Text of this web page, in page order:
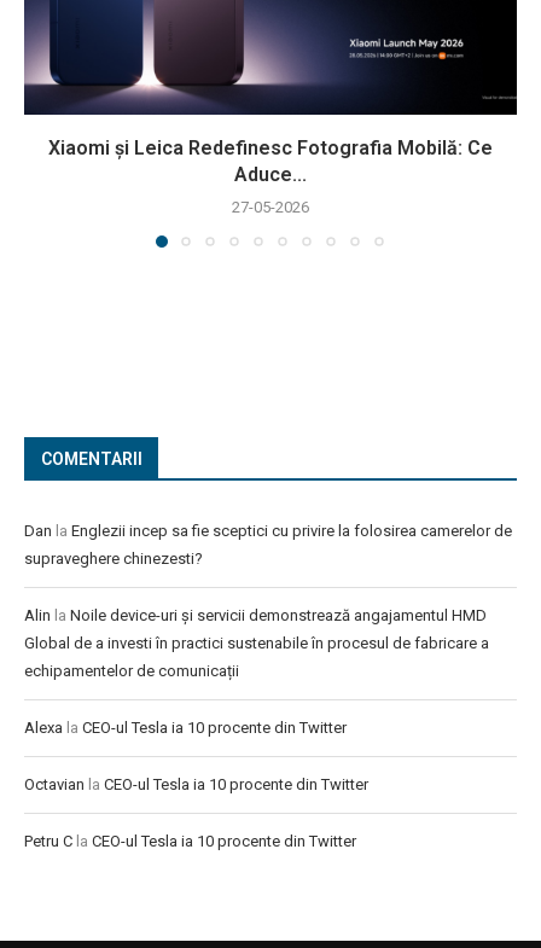
Xiaomi și Leica Redefinesc Fotografia Mobilă: Ce
Aduce...
27-05-2026
COMENTARII
Dan la Englezii incep sa fie sceptici cu privire la folosirea camerelor de
supraveghere chinezesti?
Alin la Noile device-uri și servicii demonstrează angajamentul HMD
Global de a investi în practici sustenabile în procesul de fabricare a
echipamentelor de comunicații
Alexa la CEO-ul Tesla ia 10 procente din Twitter
Octavian la CEO-ul Tesla ia 10 procente din Twitter
Petru C la CEO-ul Tesla ia 10 procente din Twitter